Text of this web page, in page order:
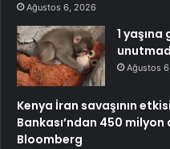
Ağustos 6, 2026
1
Ağustos
Kenya İran savaşının
Bankası’ndan 450
Bloomberg